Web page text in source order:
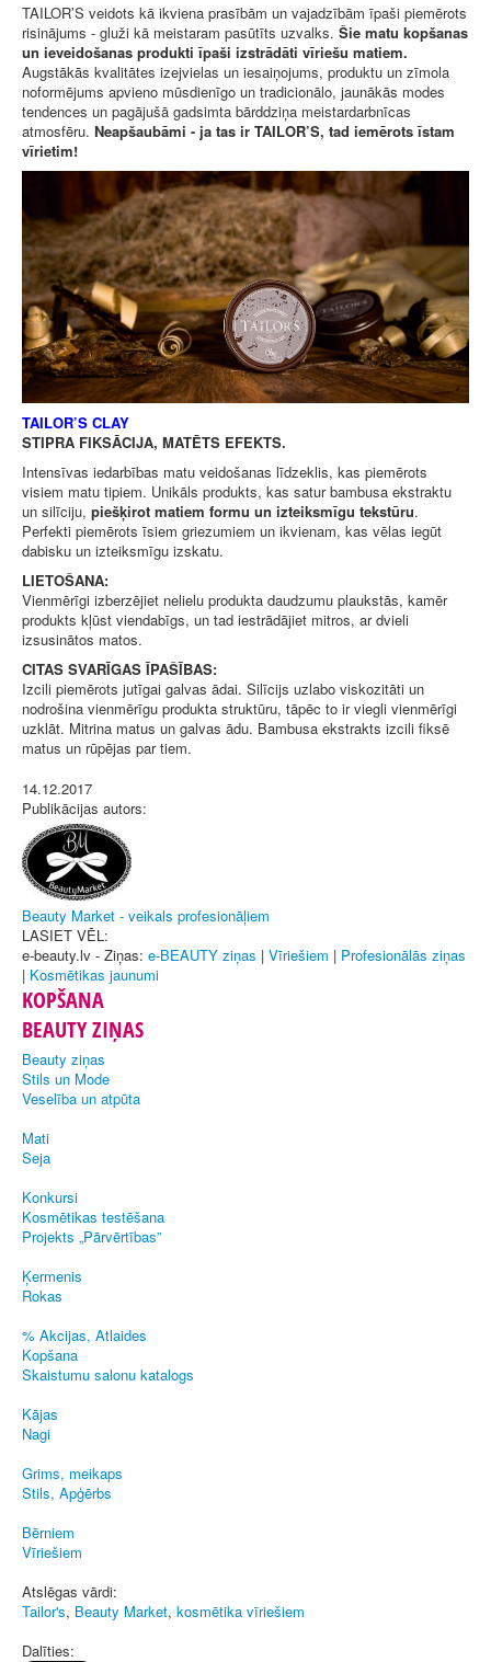
TAILOR’S veidots kā ikviena prasībām un vajadzībām īpaši piemērots
risinājums - gluži kā meistaram pasūtīts uzvalks. Šie matu kopšanas
un ieveidošanas produkti īpaši izstrādāti vīriešu matiem.
Augstākās kvalitātes izejvielas un iesaiņojums, produktu un zīmola
noformējums apvieno mūsdienīgo un tradicionālo, jaunākās modes
tendences un pagājušā gadsimta bārddziņa meistardarbnīcas
atmosfēru. Neapšaubāmi - ja tas ir TAILOR’S, tad iemērots īstam
vīrietim!
TAILOR’S CLAY
STIPRA FIKSĀCIJA, MATĒTS EFEKTS.
Intensīvas iedarbības matu veidošanas līdzeklis, kas piemērots
visiem matu tipiem. Unikāls produkts, kas satur bambusa ekstraktu
un silīciju, piešķirot matiem formu un izteiksmīgu tekstūru.
Perfekti piemērots īsiem griezumiem un ikvienam, kas vēlas iegūt
dabisku un izteiksmīgu izskatu.
LIETOŠANA:
Vienmērīgi izberzējiet nelielu produkta daudzumu plaukstās, kamēr
produkts kļūst viendabīgs, un tad iestrādājiet mitros, ar dvieli
izsusinātos matos.
CITAS SVARĪGAS ĪPAŠĪBAS:
Izcili piemērots jutīgai galvas ādai. Silīcijs uzlabo viskozitāti un
nodrošina vienmērīgu produkta struktūru, tāpēc to ir viegli vienmērīgi
uzklāt. Mitrina matus un galvas ādu. Bambusa ekstrakts izcili fiksē
matus un rūpējas par tiem.
14.12.2017
Publikācijas autors:
Beauty Market - veikals profesionāļiem
LASIET VĒL:
e-beauty.lv - Ziņas: e-BEAUTY ziņas | Vīriešiem | Profesionālās ziņas
| Kosmētikas jaunumi
KOPŠANA
BEAUTY ZIŅAS
Beauty ziņas
Stils un Mode
Veselība un atpūta
Mati
Seja
Konkursi
Kosmētikas testēšana
Projekts „Pārvērtības”
Ķermenis
Rokas
% Akcijas, Atlaides
Kopšana
Skaistumu salonu katalogs
Kājas
Nagi
Grims, meikaps
Stils, Apģērbs
Bērniem
Vīriešiem
Atslēgas vārdi:
Tailor's, Beauty Market, kosmētika vīriešiem
Dalīties: